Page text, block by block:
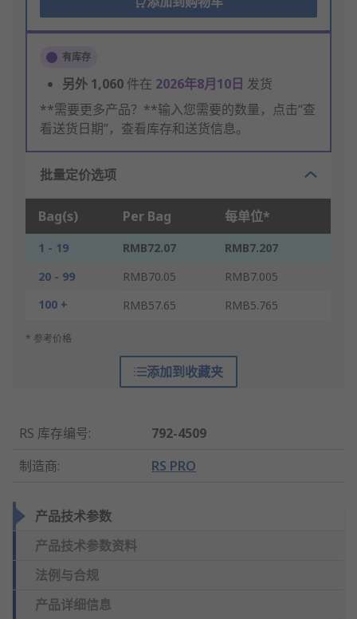
有库存
另外 1,060 件在 2026年8月10日 发货
**需要更多产品？**输入您需要的数量，点击“查
看送货日期”，查看库存和送货信息。
批量定价选项
Bag(s) Per Bag 每单位*
1 - 19 RMB72.07
RMB7.207
20 - 99
RMB70.05
RMB7.005
100 +
RMB57.65 RMB5.765
* 参考价格
添加到收藏夹
RS 库存编号:
792-4509
制造商: RS PRO
产品技术参数
产品技术参数资料
法例与合规
产品详细信息